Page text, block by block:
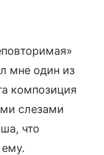
мне один из
композиция
слезами
что